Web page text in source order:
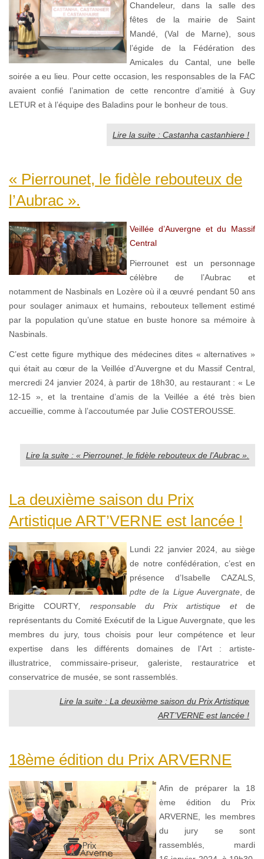
Chandeleur, dans la salle des
fêtes de la mairie de Saint
Mandé, (Val de Marne), sous
l’égide de la Fédération des
Amicales du Cantal, une belle
soirée a eu lieu. Pour cette occasion, les responsables de la FAC
avaient confié l’animation de cette rencontre d’amitié à Guy
LETUR et à l’équipe des Baladins pour le bonheur de tous.
Lire la suite : Castanha castanhiere !
« Pierrounet, le fidèle rebouteux de
l’Aubrac ».
Veillée d’Auvergne et du Massif
Central
Pierrounet est un personnage
célèbre de l’Aubrac et
notamment de Nasbinals en Lozère où il a œuvré pendant 50 ans
pour soulager animaux et humains, rebouteux tellement estimé
par la population qu’une statue en buste honore sa mémoire à
Nasbinals.
C’est cette figure mythique des médecines dites « alternatives »
qui était au cœur de la Veillée d’Auvergne et du Massif Central,
mercredi 24 janvier 2024, à partir de 18h30, au restaurant : « Le
12-15 », et la trentaine d’amis de la Veillée a été très bien
accueillie, comme à l’accoutumée par Julie COSTEROUSSE.
Lire la suite : « Pierrounet, le fidèle rebouteux de l’Aubrac ».
La deuxième saison du Prix
Artistique ART’VERNE est lancée !
Lundi 22 janvier 2024, au siège
de notre confédération, c’est en
présence d’Isabelle CAZALS,
pdte de la Ligue Auvergnate, de
Brigitte COURTY, responsable du Prix artistique etde
représentants du Comité Exécutif de la Ligue Auvergnate, que les
membres du jury, tous choisis pour leur compétence et leur
expertise dans les différents domaines de l’Art : artiste-
illustratrice, commissaire-priseur, galeriste, restauratrice et
conservatrice de musée, se sont rassemblés.
Lire la suite : La deuxième saison du Prix Artistique
ART’VERNE est lancée !
18ème édition du Prix ARVERNE
Afin de préparer la 18
ème édition du Prix
ARVERNE, les membres
du jury se sont
rassemblés, mardi